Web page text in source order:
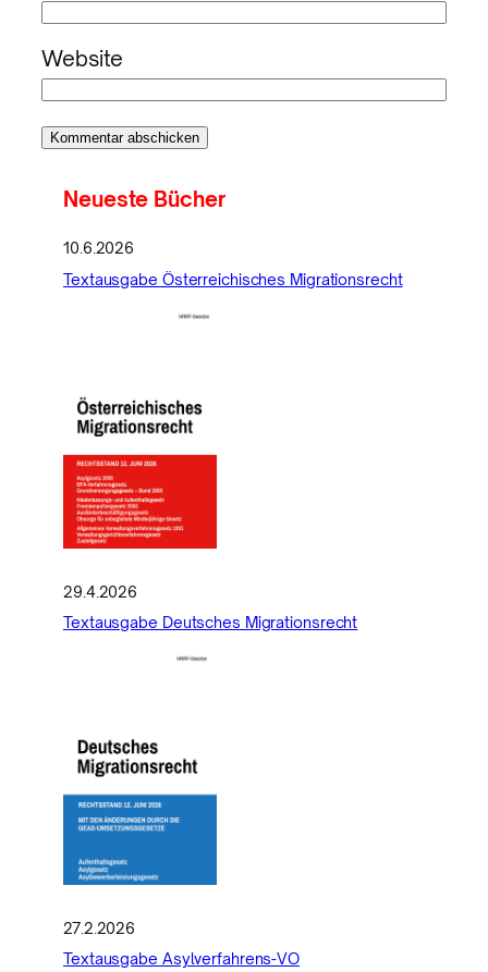
Website
Neueste Bücher
10.6.2026
Textausgabe Österreichisches Migrationsrecht
29.4.2026
Textausgabe Deutsches Migrationsrecht
27.2.2026
Textausgabe Asylverfahrens-VO